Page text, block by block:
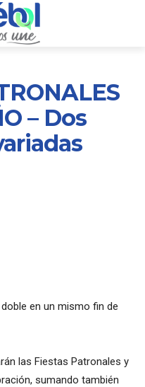
– Dos
en un mismo fin de
las Fiestas Patronales y
sumando también